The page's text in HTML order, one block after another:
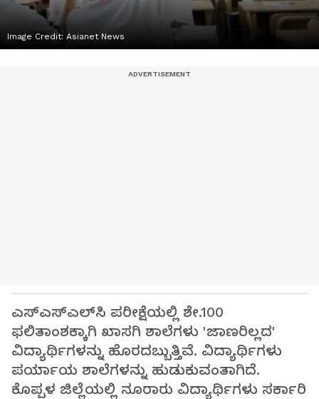
Image Credit: Asianet News
ಎಸ್‌ಎಸ್‌ಎಲ್‌ಸಿ ಪರೀಕ್ಷೆಯಲ್ಲಿ ಶೇ.100
ಫಲಿತಾಂಶಕ್ಕಾಗಿ ಖಾಸಗಿ ಶಾಲೆಗಳು 'ಜಾಣರಿಲ್ಲದ'
ವಿದ್ಯಾರ್ಥಿಗಳನ್ನು ಹೊರದಬ್ಬುತ್ತಿವೆ. ವಿದ್ಯಾರ್ಥಿಗಳು
ಪರ್ಯಾಯ ಶಾಲೆಗಳನ್ನು ಹುಡುಕುವಂತಾಗಿದೆ.
ಕೊಪ್ಪಳ ಜಿಲ್ಲೆಯಲ್ಲಿ ನೂರಾರು ವಿದ್ಯಾರ್ಥಿಗಳು ಸರ್ಕಾರಿ